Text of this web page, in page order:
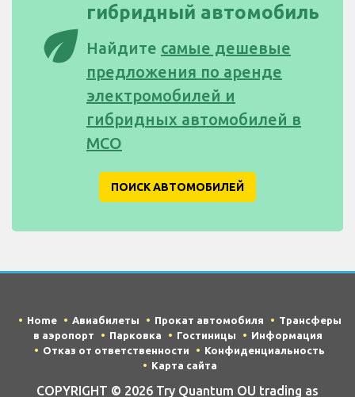
eco
гибридный автомобиль
Найдите самые дешевые
предложения по аренде
электромобилей и
гибридных автомобилей в
MCO
ПОИСК АВТОМОБИЛЕЙ
Home Авиабилеты Прокат автомобиля
Трансферы
в аэропорт
Парковка Гостиницы
Информация
Отказ от ответственности
Конфиденциальность
Карта сайта
COPYRIGHT © 2026 Try Quantum OU trading as